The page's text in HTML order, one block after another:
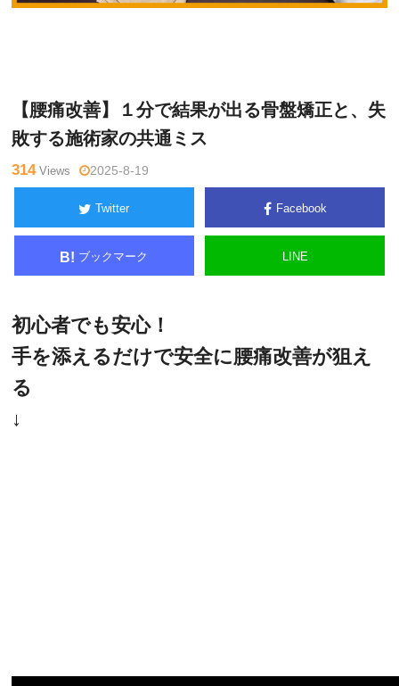
【腰痛改善】１分で結果が出る骨盤矯正と、失
敗する施術家の共通ミス
314Views 2025-8-19
Twitter Facebook
B! ブックマーク LINE
初心者でも安心！
手を添えるだけで安全に腰痛改善が狙え
る
↓